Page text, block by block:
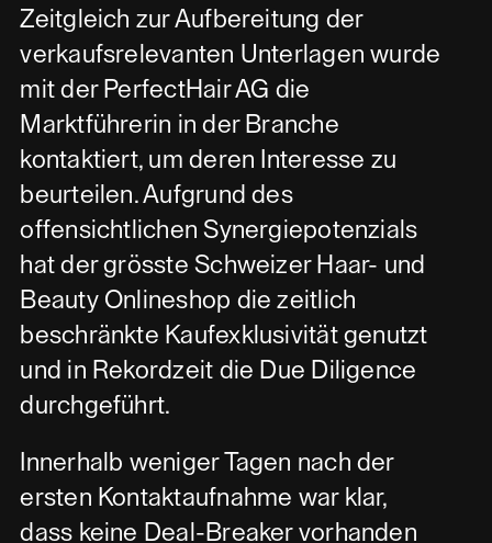
Zeitgleich zur Aufbereitung der
verkaufsrelevanten Unterlagen wurde
mit der PerfectHair AG die
Marktführerin in der Branche
kontaktiert, um deren Interesse zu
beurteilen. Aufgrund des
offensichtlichen Synergiepotenzials
hat der grösste Schweizer Haar- und
Beauty Onlineshop die zeitlich
beschränkte Kaufexklusivität genutzt
und in Rekordzeit die Due Diligence
durchgeführt.
Innerhalb weniger Tagen nach der
ersten Kontaktaufnahme war klar,
dass keine Deal-Breaker vorhanden